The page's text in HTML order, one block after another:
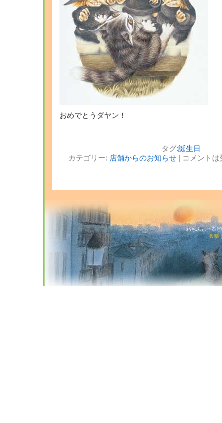
おめでとうダヤン！
タグ:誕生日
カテゴリー: 店舗からのお知らせ| コメント
わちふぃーる
投稿